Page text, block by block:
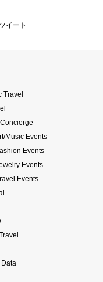
イート
Travel
Music Events
Events
Events
Events